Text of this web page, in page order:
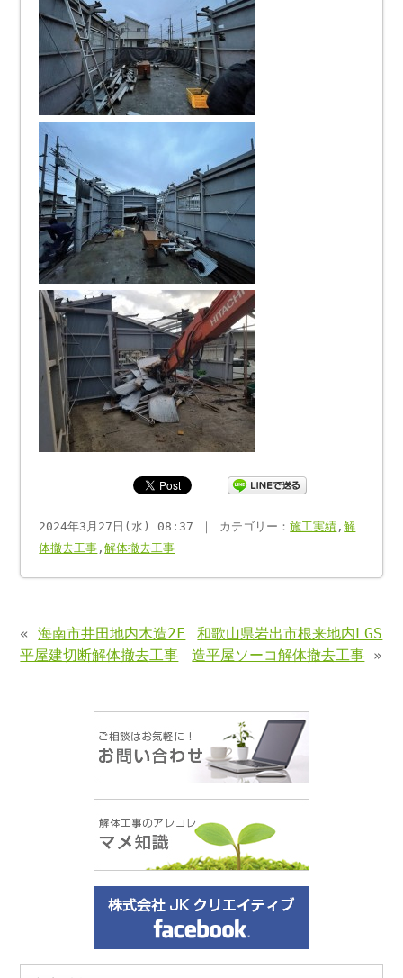
2024年3月27日(水) 08:37 ｜ カテゴリー：施工実績 ,解
体撤去工事 ,解体撤去工事
«海南市井田地内木造2F
平屋建切断解体撤去工事
和歌山県岩出市根来地内LGS
造平屋ソーコ解体撤去工事 »